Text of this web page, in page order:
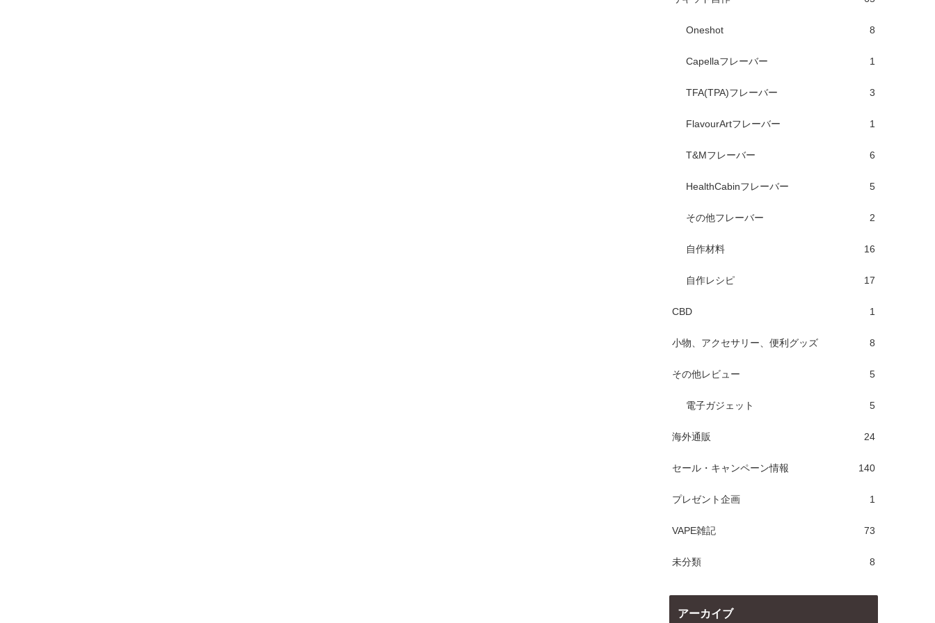
Oneshot 8
Capellaフレーバー 1
TFA(TPA)フレーバー 3
FlavourArtフレーバー 1
T&Mフレーバー 6
HealthCabinフレーバー 5
その他フレーバー 2
自作材料 16
自作レシピ 17
CBD 1
小物、アクセサリー、便利グッズ 8
その他レビュー 5
電子ガジェット 5
海外通販 24
セール・キャンペーン情報 140
プレゼント企画 1
VAPE雑記 73
未分類 8
アーカイブ